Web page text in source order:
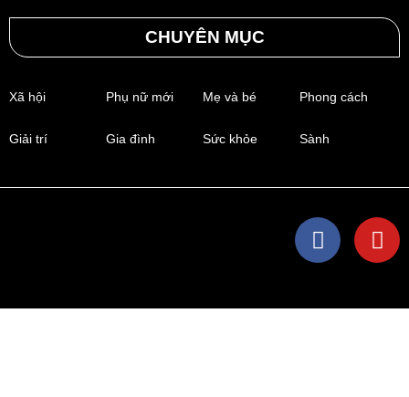
CHUYÊN MỤC
Xã hội Phụ nữ mới Mẹ và bé Phong cách
Giải trí Gia đình Sức khỏe Sành